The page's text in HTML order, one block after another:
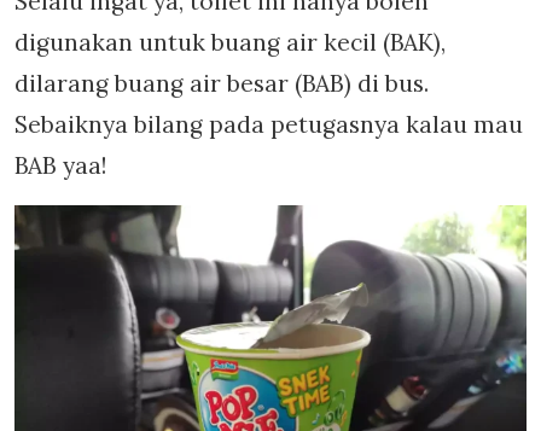
digunakan untuk buang air kecil (BAK),
dilarang buang air besar (BAB) di bus.
Sebaiknya bilang pada petugasnya kalau mau
BAB yaa!